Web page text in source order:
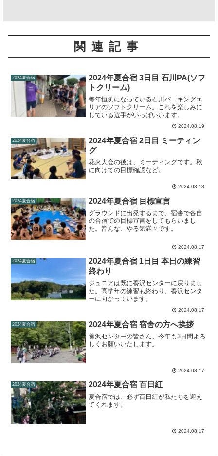
関連記事
2024夏合宿
2024年夏合宿 3日目 石川PA(ソフ
トクリーム)
毎年恒例になっている石川パーキングエ
リアのソフトクリーム。これを楽しみに
している選手がいっぱいいます。
2024.08.19
2024夏合宿
2024年夏合宿 2日目 ミーティン
グ
花火大会の後は、ミーティングです。秋
に向けての目標確認など。
2024.08.18
2024夏合宿 2024年夏合宿 目標宣言
グラウンドに出発するまで、宿舎で各自
の合宿での目標宣言をしてもらいまし
た。皆んな、やる気満々です。
2024.08.17
2024夏合宿
2024年夏合宿 1日目 本日の練習
終わり
ジュニアは既に養沢センターに戻りまし
た。高学年の練習も終わり、養沢センタ
ーに向かっています。
2024.08.17
2024夏合宿 2024年夏合宿 宿舎の方へ挨拶
養沢センターの皆さん、今年も3日間よろ
しくお願いいたします。
2024.08.17
2024夏合宿 2024年夏合宿 百日紅
夏合宿では、必ず百日紅が私たちを迎え
てくれます。
2024.08.17